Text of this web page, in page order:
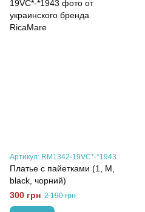
Артикул: RM1342-19VC*-*1943
Платье с пайетками (1, M,
black, чорний)
300 грн 2 190 грн